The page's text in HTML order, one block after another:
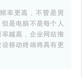
率更高，不管是男
是电脑不是每个人
越高，企业网站推
移动终端将具有更